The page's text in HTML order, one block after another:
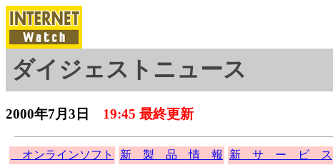
ダイジェストニュース
2000年7月3日 19:45 最終更新
オンラインソフト 新 製 品 情 報 新 サ ー ビ ス